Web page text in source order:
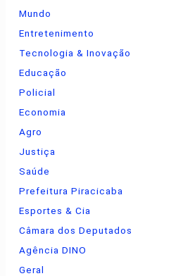
Mundo
Entretenimento
Tecnologia & Inovação
Educação
Policial
Economia
Agro
Justiça
Saúde
Prefeitura Piracicaba
Esportes & Cia
Câmara dos Deputados
Agência DINO
Geral